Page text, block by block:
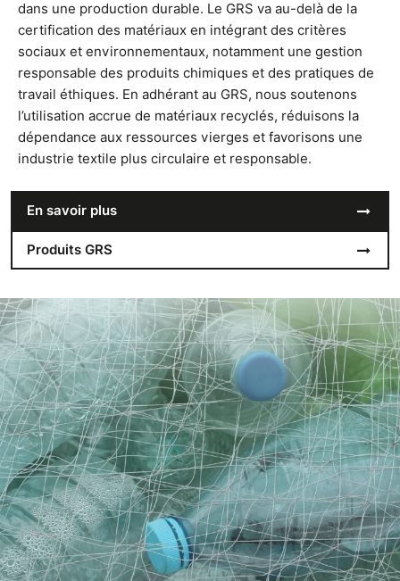
dans une production durable. Le GRS va au-delà de la
certification des matériaux en intégrant des critères
sociaux et environnementaux, notamment une gestion
responsable des produits chimiques et des pratiques de
travail éthiques. En adhérant au GRS, nous soutenons
l’utilisation accrue de matériaux recyclés, réduisons la
dépendance aux ressources vierges et favorisons une
industrie textile plus circulaire et responsable.
En savoir plus
Produits GRS